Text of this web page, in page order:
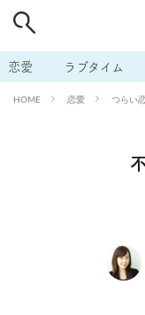
恋愛 ラブタイム
HOME 恋愛 つらい
# 出会う方法